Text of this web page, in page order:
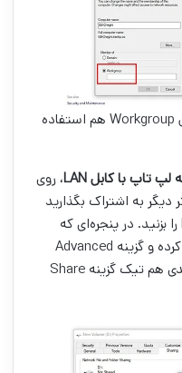
حتی می‌توانید از عنوان پیش فرض Workgroup هم استفاده
لپ تاپ با کابلLAN، روی
دیگر به اشتراک بگذارید
کلیک راست کرده و گزینه Properties را بزنید. در پنجره‌ای که
برایتان باز می‌شود، تب Sharing را باز کرده و گزینه Advanced
Sharing را انتخاب کنید. در پنجره بعدی هم تیک گزینه Share